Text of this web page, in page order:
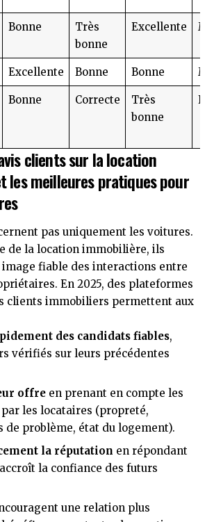
Bonne
Très
bonne
Excellente
Excellente Bonne Bonne
Bonne Correcte
Très
bonne
clients sur la location
les meilleures pratiques pour
pas uniquement les voitures.
de la location immobilière, ils
fiable des interactions entre
En 2025, des plateformes
clients immobiliers permettent aux
des candidats fiables,
vérifiés sur leurs précédentes
offre en prenant en compte les
les locataires (propreté,
de problème, état du logement).
la réputation en répondant
la confiance des futurs
une relation plus